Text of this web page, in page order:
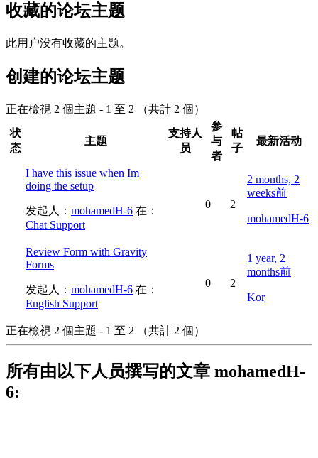
收藏的论坛主题
此用户没有收藏的主题。
创建的论坛主题
正在檢視 2 個主題 - 1 至 2 （共計 2 個）
状
态
主题
支持人
员
参
与
者
帖
子
最新活动
I have this issue when Im
doing the setup
发起人： mohamedH-6 在：
Chat Support
0 2
2 months, 2
weeks前
mohamedH-6
Review Form with Gravity
Forms
发起人： mohamedH-6 在：
English Support
0 2
1 year, 2
months前
Kor
正在檢視 2 個主題 - 1 至 2 （共計 2 個）
所有由以下人员撰写的文章 mohamedH-
6: